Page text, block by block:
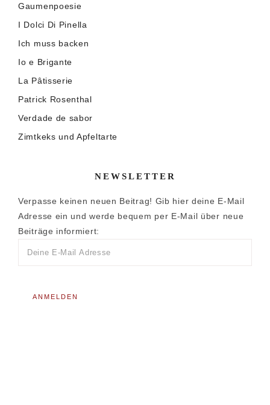
Gaumenpoesie
I Dolci Di Pinella
Ich muss backen
Io e Brigante
La Pâtisserie
Patrick Rosenthal
Verdade de sabor
Zimtkeks und Apfeltarte
NEWSLETTER
Verpasse keinen neuen Beitrag! Gib hier deine E-Mail
Adresse ein und werde bequem per E-Mail über neue
Beiträge informiert: